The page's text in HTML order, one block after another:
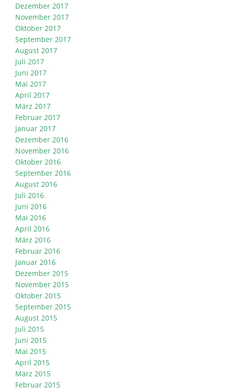
Dezember 2017
November 2017
Oktober 2017
September 2017
August 2017
Juli 2017
Juni 2017
Mai 2017
April 2017
März 2017
Februar 2017
Januar 2017
Dezember 2016
November 2016
Oktober 2016
September 2016
August 2016
Juli 2016
Juni 2016
Mai 2016
April 2016
März 2016
Februar 2016
Januar 2016
Dezember 2015
November 2015
Oktober 2015
September 2015
August 2015
Juli 2015
Juni 2015
Mai 2015
April 2015
März 2015
Februar 2015